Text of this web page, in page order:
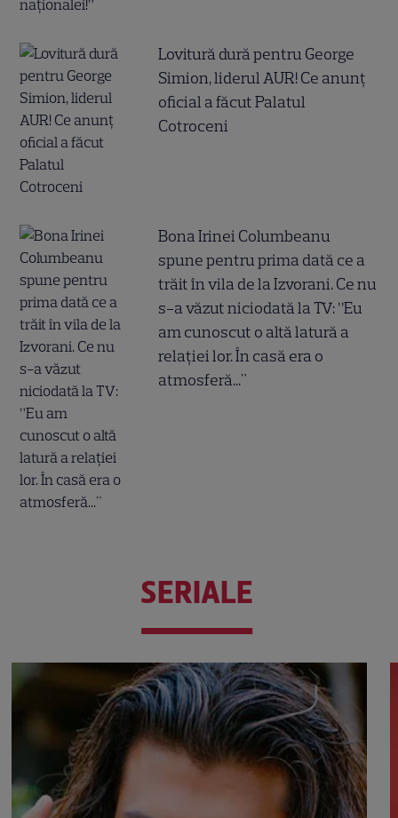
Lovitură dură pentru George
Simion, liderul AUR! Ce anunț
oficial a făcut Palatul
Cotroceni
Bona Irinei Columbeanu
spune pentru prima dată ce a
trăit în vila de la Izvorani. Ce nu
s-a văzut niciodată la TV: ”Eu
am cunoscut o altă latură a
relației lor. În casă era o
atmosferă..."
SERIALE